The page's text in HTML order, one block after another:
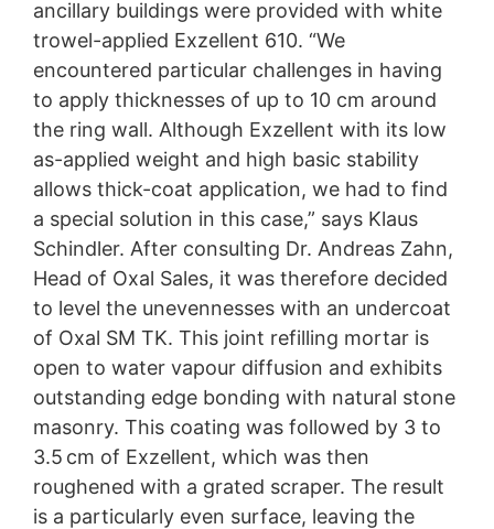
ancillary buildings were provided with white
trowel-applied Exzellent 610. “We
encountered particular challenges in having
to apply thicknesses of up to 10 cm around
the ring wall. Although Exzellent with its low
as-applied weight and high basic stability
allows thick-coat application, we had to find
a special solution in this case,” says Klaus
Schindler. After consulting Dr. Andreas Zahn,
Head of Oxal Sales, it was therefore decided
to level the unevennesses with an undercoat
of Oxal SM TK. This joint refilling mortar is
open to water vapour diffusion and exhibits
outstanding edge bonding with natural stone
masonry. This coating was followed by 3 to
3.5 cm of Exzellent, which was then
roughened with a grated scraper. The result
is a particularly even surface, leaving the